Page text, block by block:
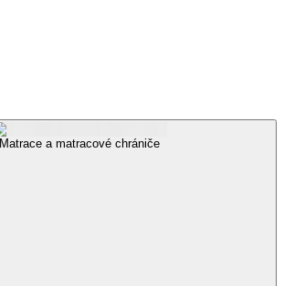
Matrace a matracové chrániče